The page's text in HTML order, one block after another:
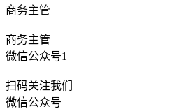
商务主管
商务主管
微信公众号1
扫码关注我们
微信公众号